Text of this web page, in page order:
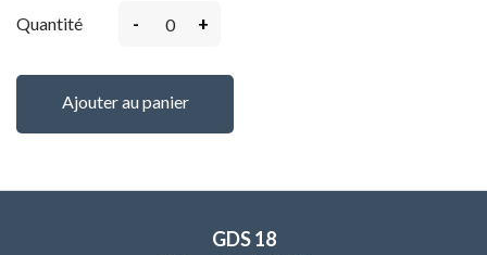
Quantité - +
Ajouter au panier
GDS 18